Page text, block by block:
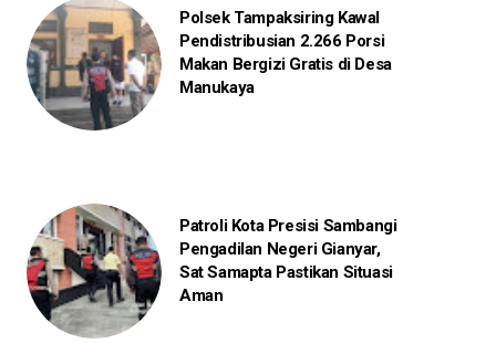
Polsek Tampaksiring Kawal
Pendistribusian 2.266 Porsi
Makan Bergizi Gratis di Desa
Manukaya
Patroli Kota Presisi Sambangi
Pengadilan Negeri Gianyar,
Sat Samapta Pastikan Situasi
Aman